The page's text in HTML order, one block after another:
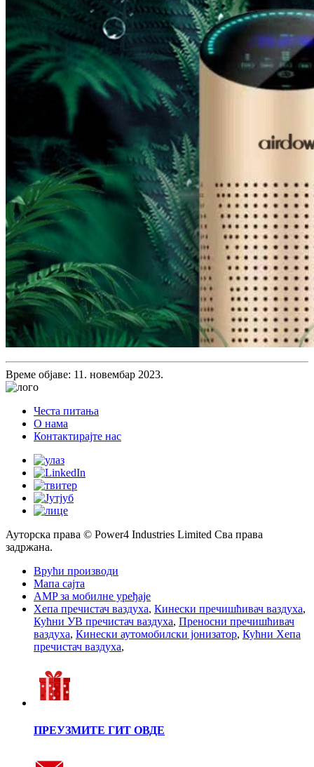
Време објаве: 11. новембар 2023.
Честа питања
О нама
Контактирајте нас
Ауторска права © Power4 Industries Limited Сва права
задржана.
Врући производи
Мапа сајта
AMP за мобилне уређаје
Хепа пречистач ваздуха, Кинески пречишћивач ваздуха,
Кућни УВ пречистач ваздуха, Преносни пречишћивач
ваздуха, Кинески аутомобилски јонизатор, Кућни Хепа
пречистач ваздуха,
ПРЕУЗМИТЕ ГИТ ОВДЕ